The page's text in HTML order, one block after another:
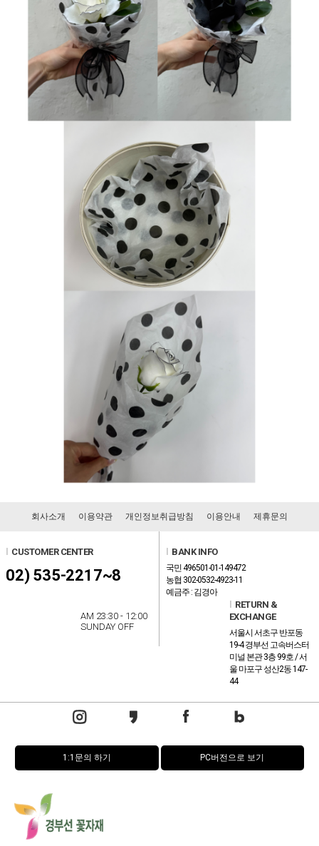
회사소개 이용약관 개인정보취급방침 이용안내 제휴문의
CUSTOMER CENTER
02) 535-2217~8
AM 23:30 - 12:00
SUNDAY OFF
BANK INFO
국민 496501-01-149472
농협 302-0532-4923-11
예금주 : 김경아
RETURN &
EXCHANGE
서울시 서초구 반포동
19-4 경부선 고속버스터
미널 본관 3층 99호 / 서
울 마포구 성산2동 147-
44
1:1문의 하기 PC버전으로 보기